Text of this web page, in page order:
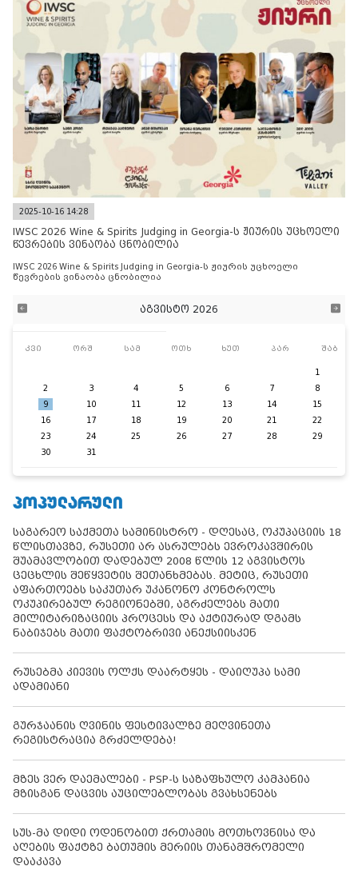
2025-10-16 14:28
IWSC 2026 Wine & Spirits Judging in Georgia-ს ჟიურის უცხოელი
წევრების ვინაობა ცნობილია
IWSC 2026 Wine & Spirits Judging in Georgia-ს ჟიურის უცხოელი
წევრების ვინაობა ცნობილია
აგვისტო 2026
კვი ორშ სამ ოთხ ხუთ პარ შაბ
1
2
3 4 5 6 7
8
9
10 11 12 13 14
15
16
17 18 19 20 21
22
23
24 25 26 27 28
29
30
31
ᲞᲝᲞᲣᲚᲐᲠᲣᲚᲘ
საგარეო საქმეთა სამინისტრო - დღესაც, ოკუპაციის 18
წლისთავზე, რუსეთი არ ასრულებს ევროკავშირის
შუამავლობით დადებულ 2008 წლის 12 აგვისტოს
ცეცხლის შეწყვეტის შეთანხმებას. მეტიც, რუსეთი
აფართოებს საკუთარ უკანონო კონტროლს
ოკუპირებულ რეგიონებში, აგრძელებს მათი
მილიტარიზაციის პროცესს და აქტიურად დგამს
ნაბიჯებს მათი ფაქტობრივი ანექსიისკენ
რუსებმა კიევის ოლქს დაარტყეს - დაიღუპა სამი
ადამიანი
გურჯაანის ღვინის ფესტივალზე მეღვინეთა
რეგისტრაცია გრძელდება!
მზეს ვერ დაემალები - PSP-ს საზაფხულო კამპანია
მზისგან დაცვის აუცილებლობას გვახსენებს
სუს-მა დიდი ოდენობით ქრთამის მოთხოვნისა და
აღების ფაქტზე ბათუმის მერიის თანამშრომელი
დააკავა